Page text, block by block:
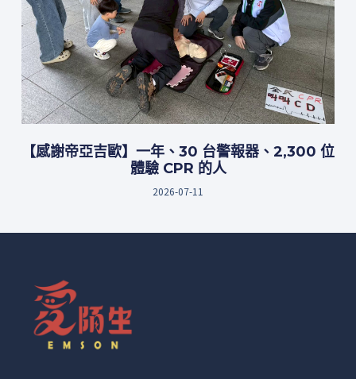
【感謝帝亞吉歐】一年、30 台警報器、2,300 位
體驗 CPR 的人
2026-07-11